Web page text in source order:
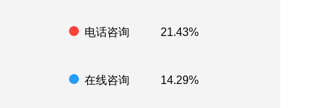
电话咨询 21.43%
在线咨询 14.29%